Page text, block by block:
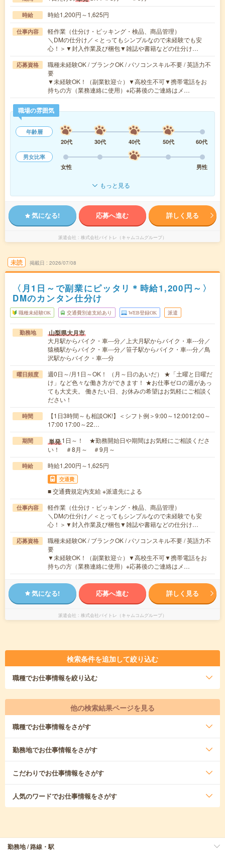
時給 時給1,200円～1,625円
仕事内容
軽作業（仕分け・ピッキング・検品、商品管理）
＼DMの仕分け／＜とってもシンプルなので未経験でも安
心！＞▼封入作業及び梱包▼雑誌や書籍などの仕分け…
応募資格
職種未経験OK / ブランクOK / パソコンスキル不要 / 英語力不
要
▼未経験OK！（副業歓迎☆）▼高校生不可▼携帯電話をお
持ちの方（業務連絡に使用）※応募後のご連絡はメ…
職場の雰囲気
年齢層
20代
30代 40代 50代
60代
男女比率
女性
男性
もっと見る
気になる! 応募へ進む 詳しく見る
派遣会社 株式会社バイトレ（キャムコムグループ）
未読 掲載日 2026/07/08
〈月1日～で副業にピッタリ＊時給1,200円～〉
DMのカンタン仕分け
職種未経験OK 交通費別途支給あり WEB登録OK 派遣
勤務地 山梨県大月市
大月駅からバイク・車---分／上大月駅からバイク・車---分／
猿橋駅からバイク・車---分／笹子駅からバイク・車---分／鳥
沢駅からバイク・車---分
曜日頻度
週0日～/月1日～OK！ （月～日のあいだ） ★「土曜と日曜だ
け」など色々な働き方ができます！ ★お仕事ゼロの週があっ
ても大丈夫。 働きたい日、お休みの希望はお気軽にご相談く
ださい！
時間
【1日3時間～も相談OK!】＜シフト例＞9:00～12:0012:00～
17:00 17:00～22…
期間 単発1日～！ ★勤務開始日や期間はお気軽にご相談くださ
い！ ＃8月～ ＃9月～
時給 時給1,200円～1,625円
交通費
■ 交通費規定内支給 ※派遣先による
仕事内容
軽作業（仕分け・ピッキング・検品、商品管理）
＼DMの仕分け／＜とってもシンプルなので未経験でも安
心！＞▼封入作業及び梱包▼雑誌や書籍などの仕分け…
応募資格
職種未経験OK / ブランクOK / パソコンスキル不要 / 英語力不
要
▼未経験OK！（副業歓迎☆）▼高校生不可▼携帯電話をお
持ちの方（業務連絡に使用）※応募後のご連絡はメ…
気になる! 応募へ進む 詳しく見る
派遣会社 株式会社バイトレ（キャムコムグループ）
検索条件を追加して絞り込む
職種でお仕事情報を絞り込む
他の検索結果ページを見る
職種でお仕事情報をさがす
勤務地でお仕事情報をさがす
こだわりでお仕事情報をさがす
人気のワードでお仕事情報をさがす
勤務地 / 路線・駅